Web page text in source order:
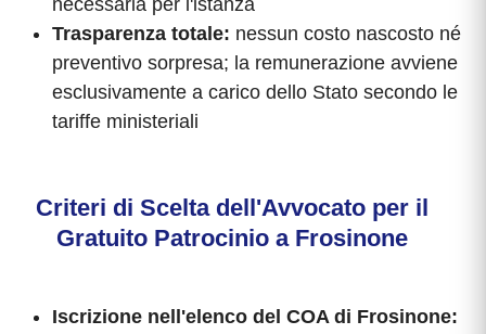
necessaria per l'istanza
Trasparenza totale: nessun costo nascosto né
preventivo sorpresa; la remunerazione avviene
esclusivamente a carico dello Stato secondo le
tariffe ministeriali
Criteri di Scelta dell'Avvocato per il
Gratuito Patrocinio a Frosinone
Iscrizione nell'elenco del COA di Frosinone: